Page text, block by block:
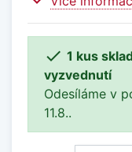
 1 kus
vyzvednutí
Odesíláme v
11.8..